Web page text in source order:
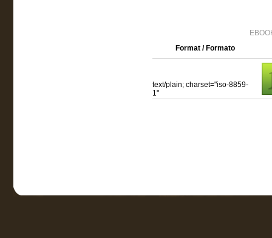
Format / Formato
text/plain; charset="iso-8859-
1"